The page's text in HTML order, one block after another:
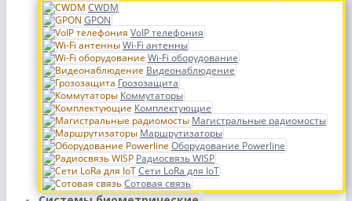
CWDM
GPON
VoIP телефония
Wi-Fi антенны
Wi-Fi оборудование
Видеонаблюдение
Грозозащита
Коммутаторы
Комплектующие
Магистральные радиомосты
Маршрутизаторы
Оборудование Powerline
Радиосвязь WISP
Сети LoRa для IoT
Сотовая связь